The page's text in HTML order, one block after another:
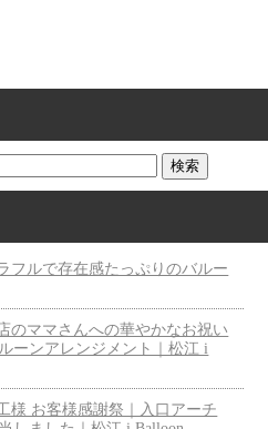
フルで存在感たっぷりのバルー
のママさんへの華やかなお祝い
ーンアレンジメント｜松江 i
様 お客様感謝祭｜入口アーチ